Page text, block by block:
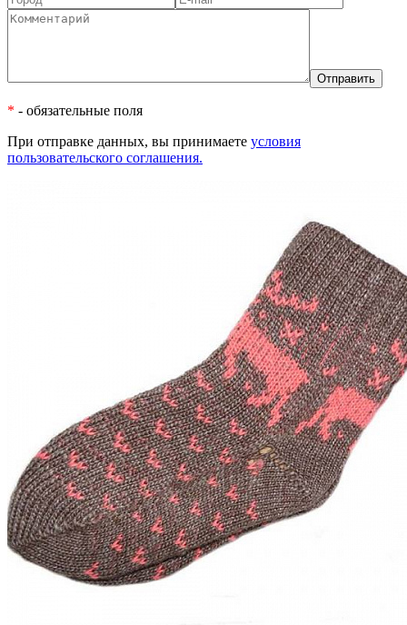
* - обязательные поля
При отправке данных, вы принимаете условия
пользовательского соглашения.